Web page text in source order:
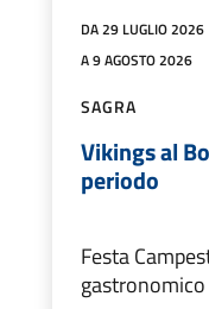
DA 29 LUGLIO 2026
A 9 AGOSTO 2026
SAGRA
Vikings al
periodo
Festa
gastronomico